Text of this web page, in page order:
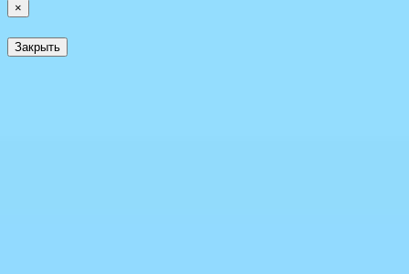
×
Закрыть